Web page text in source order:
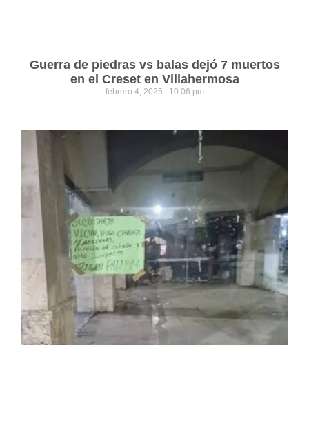
Guerra de piedras vs balas dejó 7 muertos
en el Creset en Villahermosa
febrero 4, 2025 10:06 pm